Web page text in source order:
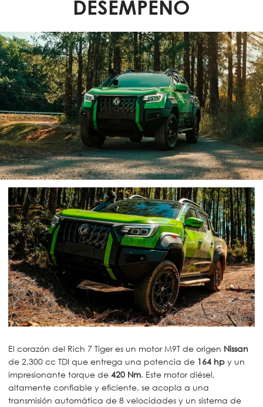
DESEMPEÑO
El corazón del Rich 7 Tiger es un motor M9T de origen Nissan
de 2,300 cc TDI que entrega una potencia de 164 hpy un
impresionante torque de 420 Nm. Este motor diésel,
altamente confiable y eficiente, se acopla a una
transmisión automática de 8 velocidades y un sistema de